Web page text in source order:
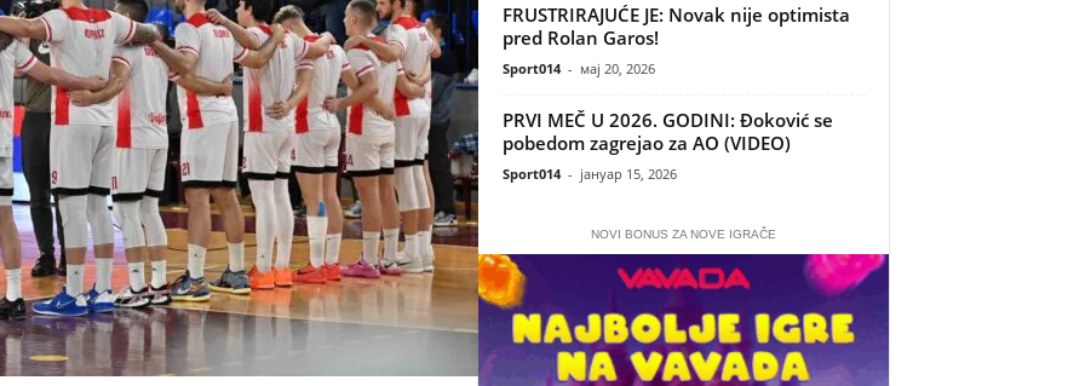
FRUSTRIRAJUĆE JE: Novak nije optimista
pred Rolan Garos!
Sport014 - мај 20, 2026
PRVI MEČ U 2026. GODINI: Đoković se
pobedom zagrejao za AO (VIDEO)
Sport014 - јануар 15, 2026
NOVI BONUS ZA NOVE IGRAČE